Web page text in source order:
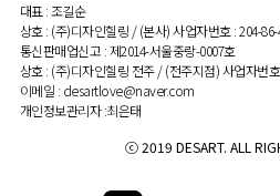
대표 : 조길순
상호 : (주)디자인힐링 / (본사) 사업자번호 : 204-86-
통신판매업신고 : 제2014-서울중랑-0007호
상호 : (주)디자인힐링 전주 / (전주지점) 사업자번
이메일 : desartlove@naver.com
개인정보관리자 :최은태
ⓒ 2019 DESART. ALL